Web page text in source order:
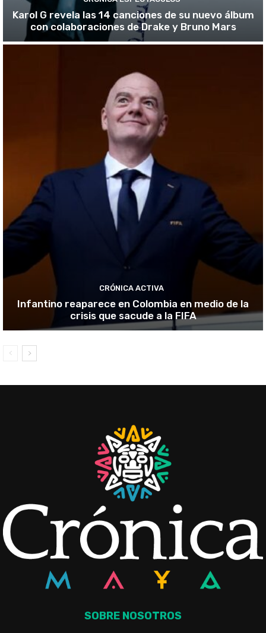
Karol G revela las 14 canciones de su nuevo álbum
con colaboraciones de Drake y Bruno Mars
CRÓNICA ACTIVA
Infantino reaparece en Colombia en medio de la
crisis que sacude a la FIFA
SOBRE NOSOTROS